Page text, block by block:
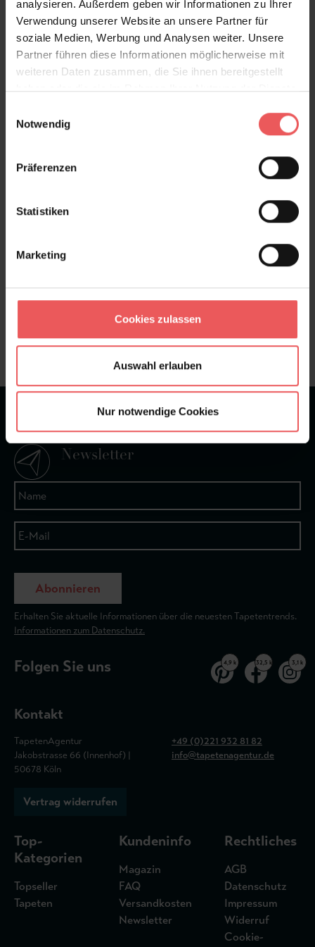
analysieren. Außerdem geben wir Informationen zu Ihrer
Verwendung unserer Website an unsere Partner für
soziale Medien, Werbung und Analysen weiter. Unsere
Partner führen diese Informationen möglicherweise mit
weiteren Daten zusammen, die Sie ihnen bereitgestellt
haben oder die sie im Rahmen Ihrer Nutzung der Dienste
Notwendig
Präferenzen
Statistiken
Marketing
Cookies zulassen
Auswahl erlauben
Nur notwendige Cookies
Großbritanniens. Diese Qualitätstapete wird mit
Farben auf Wasserbasis auf flammhemmendes PEFC-
Papier gedruckt.
Produktdetails
FAQ
Sie haben Fragen zum Produkt?
+49 (0)221 932 81 82
Bei 1245 Bewertungen
Newsletter
Abonnieren
Erhalten Sie aktuelle Informationen über die neuesten Tapetentrends.
Informationen zum Datenschutz.
Folgen Sie uns 4,9 k 32,5 k 3,1 k
Kontakt
TapetenAgentur
Jakobstrasse 66 (Innenhof) |
50678 Köln
+49 (0)221 932 81 82
info@tapetenagentur.de
Vertrag widerrufen
Top-
Kategorien
Topseller
Tapeten
Kundeninfo
Magazin
FAQ
Versandkosten
Newsletter
Rechtliches
AGB
Datenschutz
Impressum
Widerruf
Cookie-